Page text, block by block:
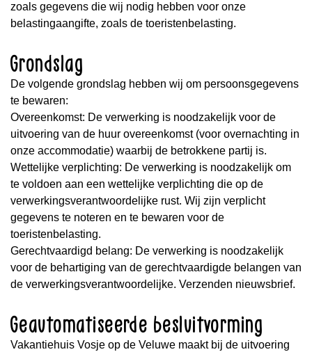
zoals gegevens die wij nodig hebben voor onze
belastingaangifte, zoals de toeristenbelasting.
Grondslag
De volgende grondslag hebben wij om persoonsgegevens
te bewaren:
Overeenkomst: De verwerking is noodzakelijk voor de
uitvoering van de huur overeenkomst (voor overnachting in
onze accommodatie) waarbij de betrokkene partij is.
Wettelijke verplichting: De verwerking is noodzakelijk om
te voldoen aan een wettelijke verplichting die op de
verwerkingsverantwoordelijke rust. Wij zijn verplicht
gegevens te noteren en te bewaren voor de
toeristenbelasting.
Gerechtvaardigd belang: De verwerking is noodzakelijk
voor de behartiging van de gerechtvaardigde belangen van
de verwerkingsverantwoordelijke. Verzenden nieuwsbrief.
Geautomatiseerde besluitvorming
Vakantiehuis Vosje op de Veluwe maakt bij de uitvoering